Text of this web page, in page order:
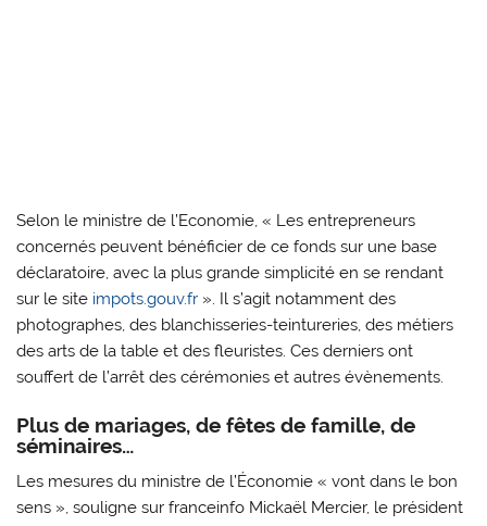
Selon le ministre de l’Economie, « Les entrepreneurs
concernés peuvent bénéficier de ce fonds sur une base
déclaratoire, avec la plus grande simplicité en se rendant
sur le site impots.gouv.fr ». Il s’agit notamment des
photographes, des blanchisseries-teintureries, des métiers
des arts de la table et des fleuristes. Ces derniers ont
souffert de l’arrêt des cérémonies et autres évènements.
Plus de mariages, de fêtes de famille, de
séminaires…
Les mesures du ministre de l’Économie « vont dans le bon
sens », souligne sur franceinfo Mickaël Mercier, le président